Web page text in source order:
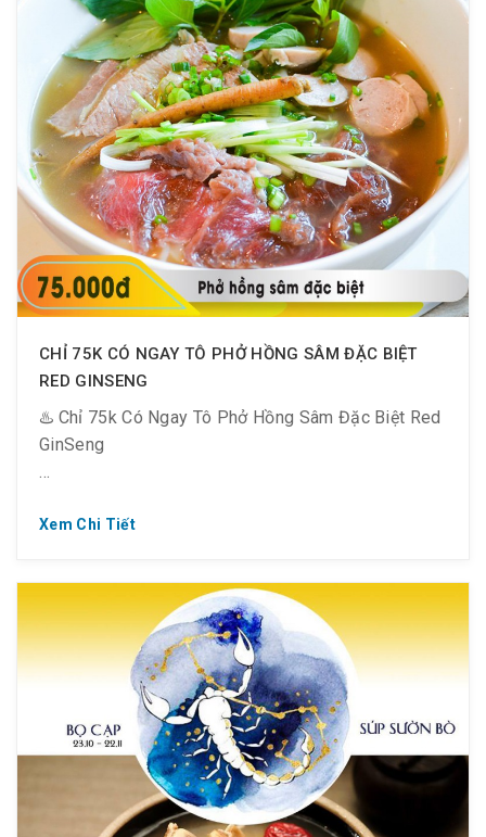
? Xem menu tại đây: bit.ly/MenuMrBBQ
CHỈ 75K CÓ NGAY TÔ PHỞ HỒNG SÂM ĐẶC BIỆT
RED GINSENG
♨️ Chỉ 75k Có Ngay Tô Phở Hồng Sâm Đặc Biệt Red
GinSeng
? 55K/ tô – phở Hồng Sâm tái/ nạm/ bò viên
? 75K/ tô – phở Hồng Sâm Đặc Biệt
?‍?‍?‍? Hồng Sâm 6 tuổi nhập từ Hàn Quốc, phù hợp
khẩu vị mọi lứa tuổi, tăng cường sức khỏe mùa dịch
nhờ hoạt chất Saponin
Xem Chi Tiết